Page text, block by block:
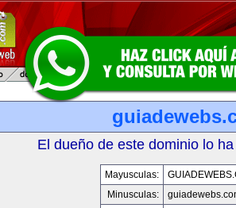
El dueño de este dominio lo
Mayusculas:
Minusculas: